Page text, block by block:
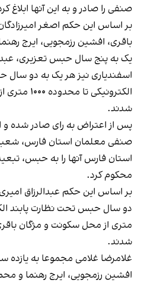
صنفی را صادر و به این آنها ابلاغ
بر اساس این حکم اصغر
باقری، افشین رزمجویی، ایرج
یک به پنج سال حبس تعزیری،
اسفندیاری نیز هر یک به دو
شدند.
پس از اعتراض به رای صادر شده
استان فارس آنها را به حبس،
محکوم کرد.
بر اساس این حکم عبدالرزاق
متری از محل سکونت و مژگان
شدند.
غلامرضا غلامی مجموعا به یازده
افشین رزمجویی، ایرج رهنما و